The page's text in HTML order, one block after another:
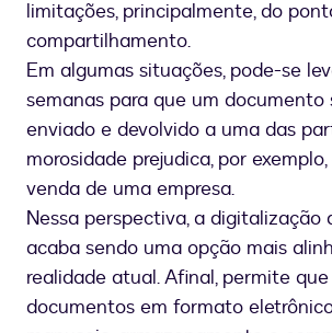
limitações, principalmente, do
compartilhamento.
Em algumas situações, pode-se
semanas para que um documento
enviado e devolvido a uma das
morosidade prejudica, por
venda de uma empresa.
Nessa perspectiva, a digitalização
acaba sendo uma opção mais
realidade atual. Afinal, permite
documentos em formato